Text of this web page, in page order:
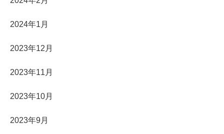
2024年1月
2023年12月
2023年11月
2023年10月
2023年9月